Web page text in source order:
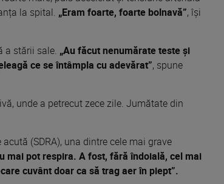
la spital. „Eram foarte, foarte bolnavă”, își
a stării sale. „Au făcut nenumărate teste și
ce se întâmpla cu adevărat”, spune
unde a petrecut zece zile. Jumătate din
(SDRA), una dintre cele mai grave
mai pot respira. A fost, fără îndoială, cel mai
cuvânt doar ca să trag aer în piept”.